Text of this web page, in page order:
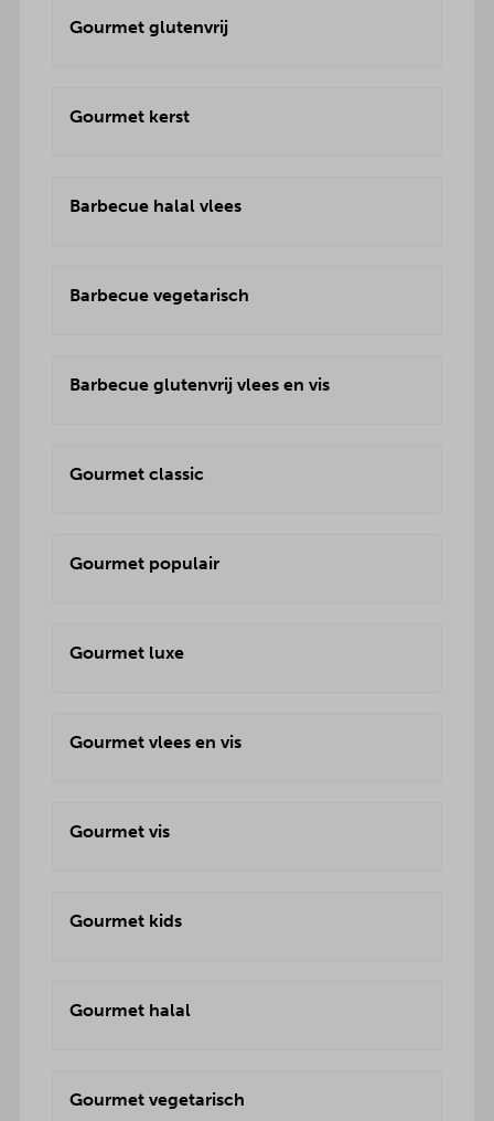
Gourmet glutenvrij
Gourmet kerst
Barbecue halal vlees
Barbecue vegetarisch
Barbecue glutenvrij vlees en vis
Gourmet classic
Gourmet populair
Gourmet luxe
Gourmet vlees en vis
Gourmet vis
Gourmet kids
Gourmet halal
Gourmet vegetarisch